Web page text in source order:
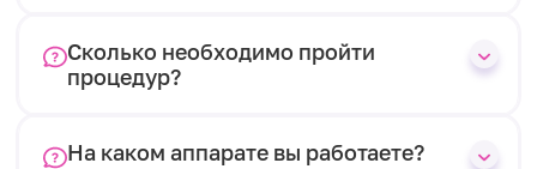
Сколько необходимо пройти
процедур?
На каком аппарате вы работаете?